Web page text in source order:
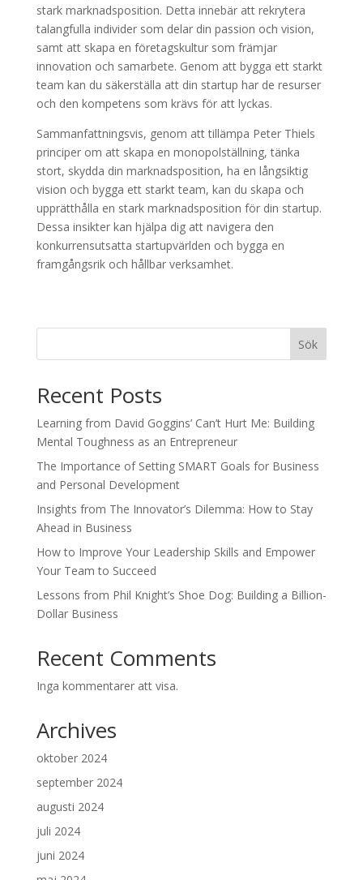
stark marknadsposition. Detta innebär att rekrytera
talangfulla individer som delar din passion och vision,
samt att skapa en företagskultur som främjar
innovation och samarbete. Genom att bygga ett starkt
team kan du säkerställa att din startup har de resurser
och den kompetens som krävs för att lyckas.
Sammanfattningsvis, genom att tillämpa Peter Thiels
principer om att skapa en monopolställning, tänka
stort, skydda din marknadsposition, ha en långsiktig
vision och bygga ett starkt team, kan du skapa och
upprätthålla en stark marknadsposition för din startup.
Dessa insikter kan hjälpa dig att navigera den
konkurrensutsatta startupvärlden och bygga en
framgångsrik och hållbar verksamhet.
Sök
Recent Posts
Learning from David Goggins’ Can’t Hurt Me: Building
Mental Toughness as an Entrepreneur
The Importance of Setting SMART Goals for Business
and Personal Development
Insights from The Innovator’s Dilemma: How to Stay
Ahead in Business
How to Improve Your Leadership Skills and Empower
Your Team to Succeed
Lessons from Phil Knight’s Shoe Dog: Building a Billion-
Dollar Business
Recent Comments
Inga kommentarer att visa.
Archives
oktober 2024
september 2024
augusti 2024
juli 2024
juni 2024